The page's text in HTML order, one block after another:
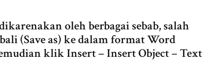
oleh berbagai sebab, salah
(Save as) ke dalam format Word
klik Insert – Insert Object – Text